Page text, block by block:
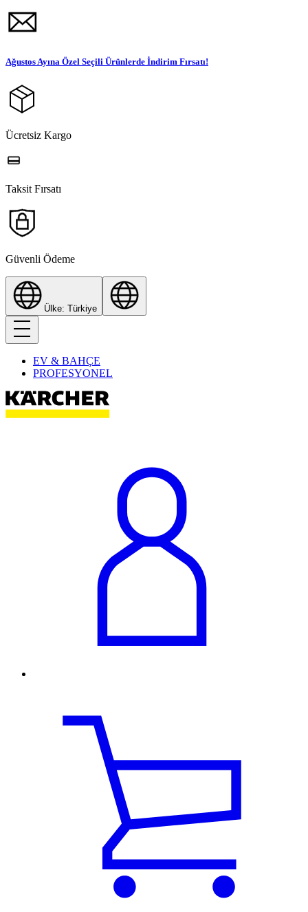
Ağustos Ayına Özel Seçili Ürünlerde İndirim Fırsatı!
Ücretsiz Kargo
Taksit Fırsatı
Güvenli Ödeme
Ülke: Türkiye
EV & BAHÇE
PROFESYONEL